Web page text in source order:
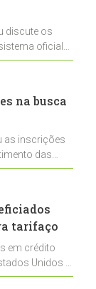
discute os
oficial
na
na busca
as inscrições
das
voltados
tarifaço
em crédito
Unidos e